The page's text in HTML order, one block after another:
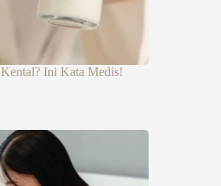
Ini Kata Medis!